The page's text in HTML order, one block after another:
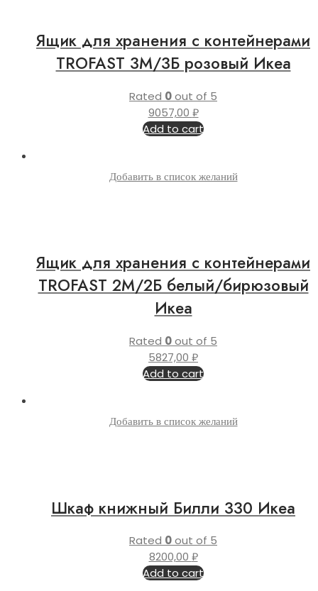
Ящик для хранения с контейнерами
TROFAST 3М/3Б розовый Икеа
Rated 0out of 5
9057,00 ₽
Add to cart
Добавить в список желаний
Ящик для хранения с контейнерами
TROFAST 2М/2Б белый/бирюзовый
Икеа
Rated 0out of 5
5827,00 ₽
Add to cart
Добавить в список желаний
Шкаф книжный Билли 330 Икеа
Rated 0out of 5
8200,00 ₽
Add to cart